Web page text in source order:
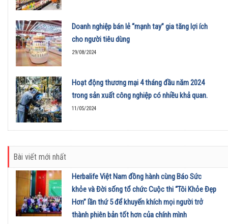
Doanh nghiệp bán lẻ “mạnh tay” gia tăng lợi ích
cho người tiêu dùng
29/08/2024
Hoạt động thương mại 4 tháng đầu năm 2024
trong sản xuất công nghiệp có nhiều khả quan.
11/05/2024
Bài viết mới nhất
Herbalife Việt Nam đồng hành cùng Báo Sức
khỏe và Đời sống tổ chức Cuộc thi “Tôi Khỏe Đẹp
Hơn” lần thứ 5 để khuyến khích mọi người trở
thành phiên bản tốt hơn của chính mình